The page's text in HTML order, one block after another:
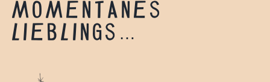
MOMENTANES
LIEBLINGS…